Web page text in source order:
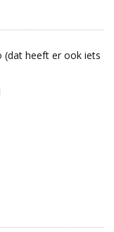
heeft er ook iets